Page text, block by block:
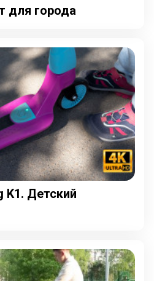
для города
K1. Детский